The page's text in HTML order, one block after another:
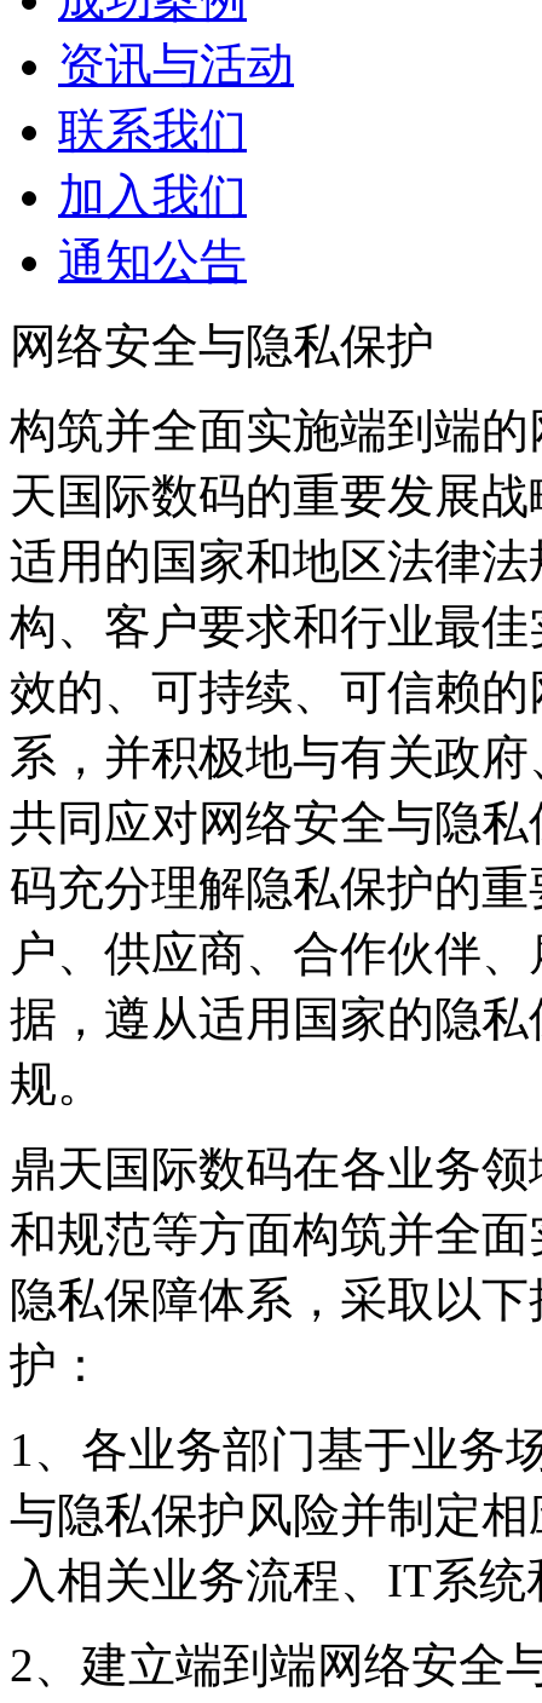
资讯与活动
联系我们
加入我们
通知公告
网络安全与隐私保护
构筑并全面实施端到端
天国际数码的重要发展
适用的国家和地区法律法
构、客户要求和行业最
效的、可持续、可信
系，并积极地与有关政府
共同应对网络安全与隐
码充分理解隐私保护的重要
户、供应商、合作伙
据，遵从适用国家的
规。
鼎天国际数码在各业务领域从
和规范等方面构筑并全
隐私保障体系，采取
护：
1、各业务部门基于业务
与隐私保护风险并制定相
入相关业务流程、IT系
2、建立端到端网络安全